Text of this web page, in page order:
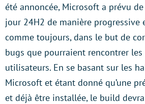
été annoncée, Microsoft a prévu
jour 24H2 de manière progressive
comme toujours, dans le but de
bugs que pourraient rencontrer les
utilisateurs. En se basant sur les
Microsoft et étant donné qu’une
et déjà être installée, le build